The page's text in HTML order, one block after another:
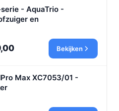
- AquaTrio -
en
Bekijken
Max XC7053/01 -